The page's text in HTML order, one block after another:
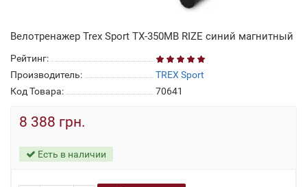
Велотренажер Trex Sport TX-350MB RIZE синий магнитный
Рейтинг:
Производитель:
TREX Sport
Код Товара:
70641
8 388 грн.
Есть в наличии